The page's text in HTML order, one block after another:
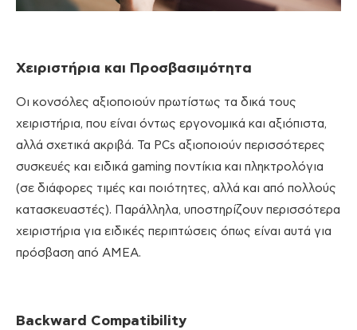
Χειριστήρια και Προσβασιμότητα
Οι κονσόλες αξιοποιούν πρωτίστως τα δικά τους
χειριστήρια, που είναι όντως εργονομικά και αξιόπιστα,
αλλά σχετικά ακριβά. Τα PCs αξιοποιούν περισσότερες
συσκευές και ειδικά gaming ποντίκια και πληκτρολόγια
(σε διάφορες τιμές και ποιότητες, αλλά και από πολλούς
κατασκευαστές). Παράλληλα, υποστηρίζουν περισσότερα
χειριστήρια για ειδικές περιπτώσεις όπως είναι αυτά για
πρόσβαση από ΑΜΕΑ.
Backward Compatibility